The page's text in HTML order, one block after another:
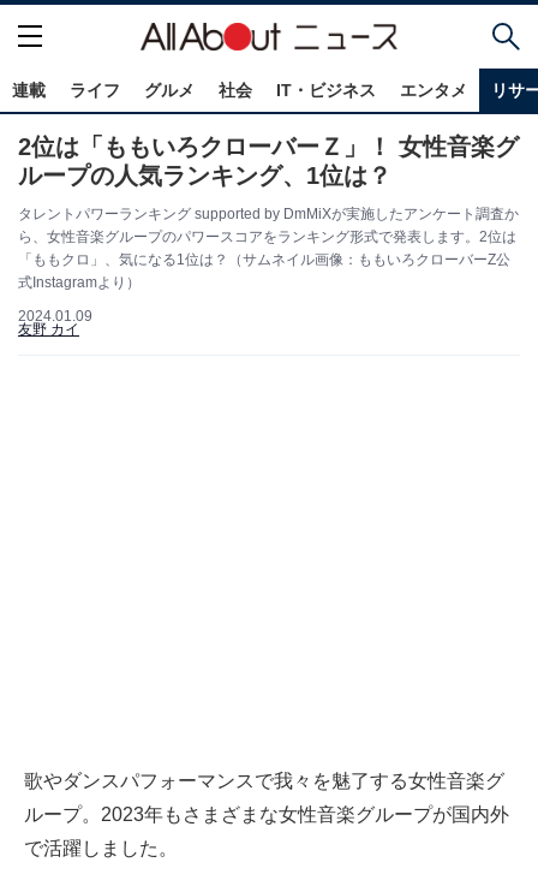
連載 ライフ グルメ 社会 IT・ビジネス エンタメ リサ
2位は「ももいろクローバーＺ」！ 女性音楽グ
ループの人気ランキング、1位は？
タレントパワーランキング supported by DmMiXが実施したアンケート調査か
ら、女性音楽グループのパワースコアをランキング形式で発表します。2位は
「ももクロ」、気になる1位は？（サムネイル画像：ももいろクローバーZ公
式Instagramより）
2024.01.09
友野 カイ
歌やダンスパフォーマンスで我々を魅了する女性音楽グ
ループ。2023年もさまざまな女性音楽グループが国内外
で活躍しました。